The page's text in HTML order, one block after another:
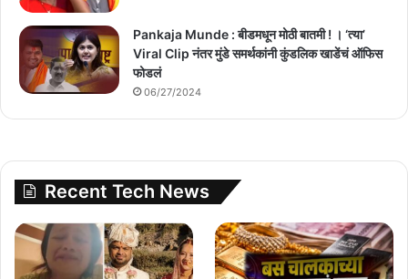
Pankaja Munde : बीडमधून मोठी बातमी ! । ‘त्या’
Viral Clip नंतर मुंडे समर्थकांनी कुंडलिक खाडेंचं ऑफिस
फोडलं
06/27/2024
Recent Tech News